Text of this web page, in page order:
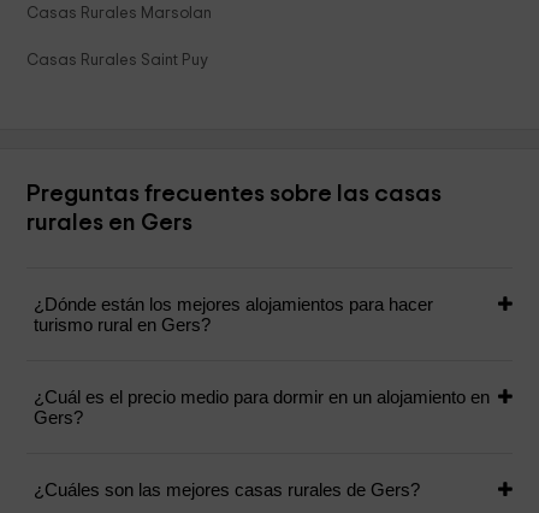
Casas Rurales Marsolan
Casas Rurales Saint Puy
Preguntas frecuentes sobre las casas
rurales en Gers
¿Dónde están los mejores alojamientos para hacer
turismo rural en Gers?
¿Cuál es el precio medio para dormir en un alojamiento en
Gers?
¿Cuáles son las mejores casas rurales de Gers?